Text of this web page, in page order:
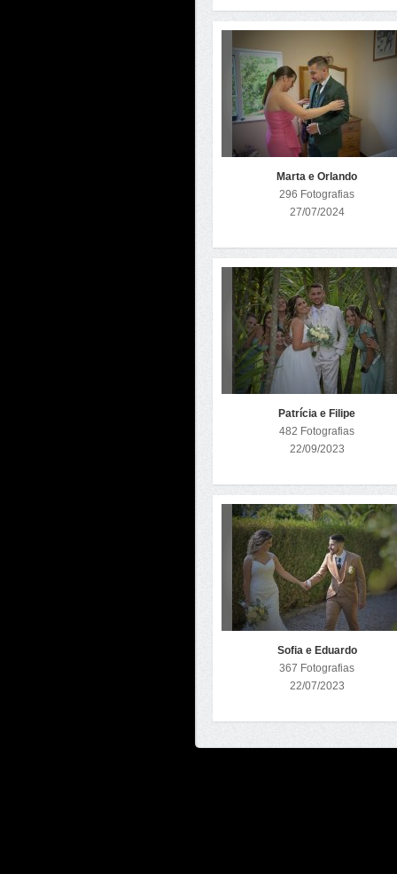
Marta e Orlando
296 Fotografias
27/07/2024
Patrícia e Filipe
482 Fotografias
22/09/2023
Sofia e Eduardo
367 Fotografias
22/07/2023